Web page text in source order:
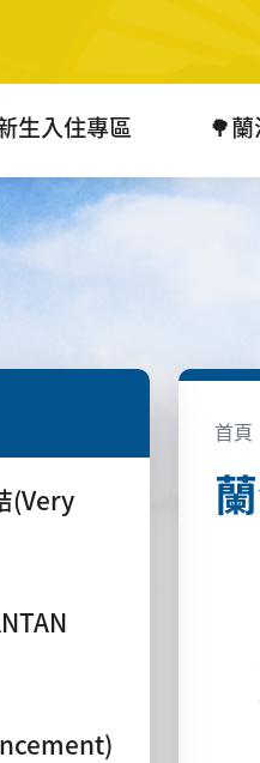
生入住專區 🌳
(Very
首頁